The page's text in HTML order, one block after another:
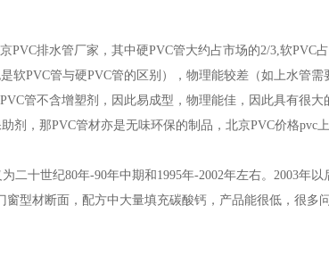
排水管厂家，其中硬PVC管大约占市场的2/3,软PVC
PVC管与硬PVC管的区别），物理能较差（如上水管需
管不含增塑剂，因此易成型，物理能佳，因此具有很大
，那PVC管材亦是无味环保的制品，北京PVC价格pvc上
十世纪80年-90年中期和1995年-2002年左右。2003年以
型材断面，配方中大量填充碳酸钙，产品能很低，很多